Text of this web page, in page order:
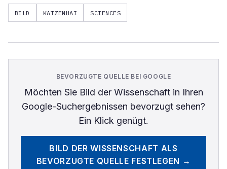
BILD KATZENHAI SCIENCES
BEVORZUGTE QUELLE BEI GOOGLE
Möchten Sie Bild der Wissenschaftin Ihren
Google-Suchergebnissen bevorzugt sehen?
Ein Klick genügt.
BILD DER WISSENSCHAFT ALS
BEVORZUGTE QUELLE FESTLEGEN →